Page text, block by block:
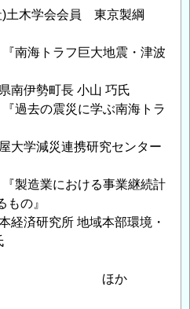
会会員 東京製綱
南海トラフ巨大地震・津波
町長 小山 巧氏
過去の震災に学ぶ南海トラ
災連携研究センター
製造業における事業継続計
の』
究所 地域本部環境・